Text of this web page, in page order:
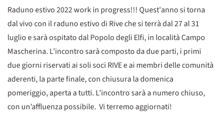
Raduno estivo 2022 work in progress!!! Quest'anno si torna
dal vivo con il raduno estivo di Rive che si terrà dal 27 al 31
luglio e sarà ospitato dal Popolo degli Elfi, in località Campo
Mascherina. L’incontro sarà composto da due parti, i primi
due giorni riservati ai soli soci RIVE e ai membri delle comunità
aderenti, la parte finale, con chiusura la domenica
pomeriggio, aperta a tutti. L’incontro sarà a numero chiuso,
con un’affluenza possibile. Vi terremo aggiornati!